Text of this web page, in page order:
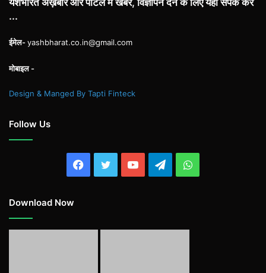
यशभारत अख़बार और पोर्टल में खबर, विज्ञापन देने के लिए यहाँ संपर्क करें
...
ईमेल-yashbharat.co.in@gmail.com
मोबाइल -
Design & Manged By Tapti Finteck
Follow Us
Facebook
TwitterYouTubeTelegramWhatsApp
Download Now